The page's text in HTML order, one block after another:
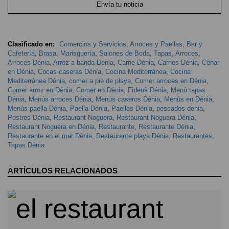
Envía tu noticia
Clasificado en: Comercios y Servicios, Arroces y Paellas, Bar y
Cafetería, Brasa, Marisquería, Salones de Boda, Tapas, Arroces,
Arroces Dénia, Arroz a banda Dénia, Carne Dénia, Carnes Dénia, Cenar
en Dénia, Cocas caseras Dénia, Cocina Mediterránea, Cocina
Mediterránea Dénia, comer a pie de playa, Comer arroces en Dénia,
Comer arroz en Dénia, Comer en Dénia, Fideuà Dénia, Menú tapas
Dénia, Menús arroces Dénia, Menús caseros Dénia, Menús en Dénia,
Menús paella Dénia, Paella Dénia, Paellas Dénia, pescados denia,
Postres Dénia, Restaurant Noguera, Restaurant Noguera Dénia,
Restaurant Noguera en Dénia, Restaurante, Restaurante Dénia,
Restaurante en el mar Dénia, Restaurante playa Dénia, Restaurantes,
Tapas Dénia
ARTÍCULOS RELACIONADOS